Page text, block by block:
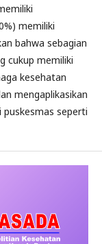
memiliki
bahwa sebagian
cukup memiliki
kesehatan
mengaplikasikan
seperti